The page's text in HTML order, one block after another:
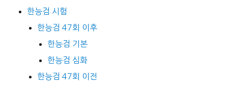
한능검 시험
한능검 47회 이후
한능검 기본
한능검 심화
한능검 47회 이전